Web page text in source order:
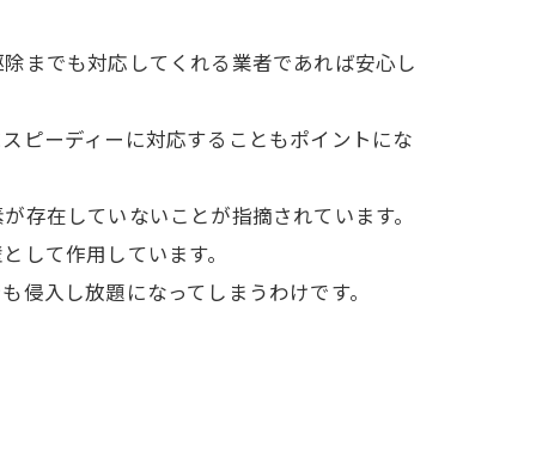
までも対応してくれる業者であれば安心し
ピーディーに対応することもポイントにな
存在していないことが指摘されています。
して作用しています。
侵入し放題になってしまうわけです。